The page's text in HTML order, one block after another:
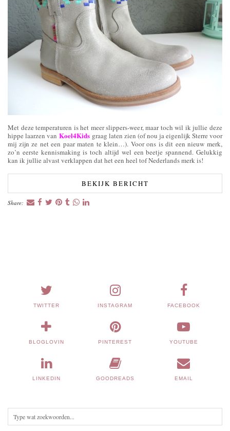
Met deze temperaturen is het meer slippers-weer, maar toch wil ik jullie deze
hippe laarzen van Koel4Kids graag laten zien (of nou ja eigenlijk Sterre voor
mij zijn ze net een paar maten te klein…). Voor ons is dit een nieuw merk,
zo’n eerste kennismaking is toch altijd wel een beetje spannend. Gelukkig
kan ik jullie alvast verklappen dat het een heel tof Nederlands merk is!
BEKIJK BERICHT
Share:
TWITTER INSTAGRAM FACEBOOK
BLOGLOVIN PINTEREST YOUTUBE
LINKEDIN GOODREADS EMAIL